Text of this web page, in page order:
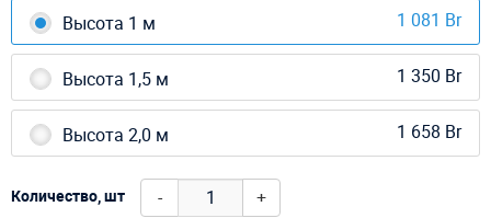
Высота 1 м 1 081 Br
Высота 1,5 м 1 350 Br
Высота 2,0 м 1 658 Br
Количество, шт - +